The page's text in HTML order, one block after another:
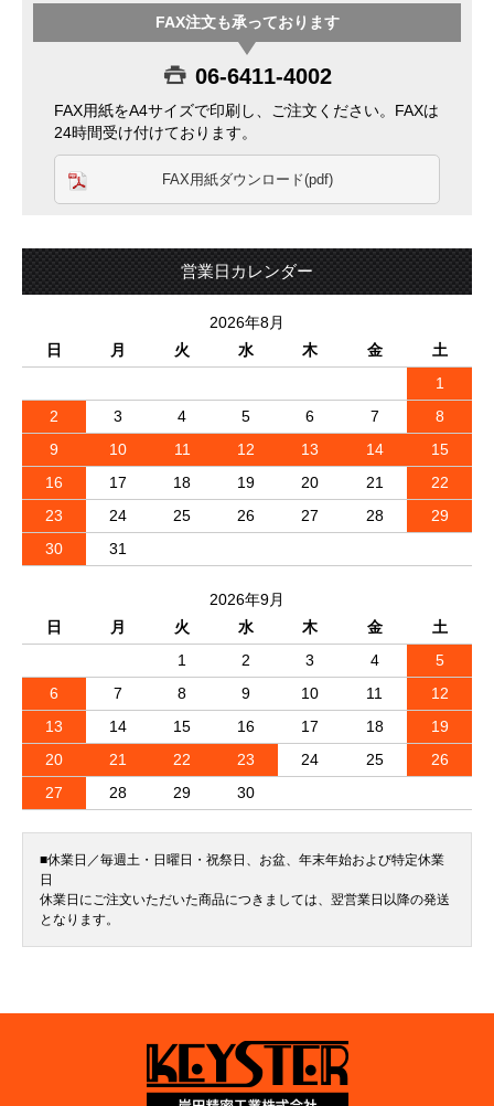
FAX注文も承っております
06-6411-4002
FAX用紙をA4サイズで印刷し、ご注文ください。FAXは
24時間受け付けております。
FAX用紙ダウンロード(pdf)
営業日カレンダー
2026年8月
日
月 火 水 木 金
土
1
2
3 4 5 6 7
8
9
10 11 12 13 14
15
16
17 18 19 20 21
22
23
24 25 26 27 28
29
30
31
2026年9月
日
月 火 水 木 金
土
1
2 3 4
5
6
7 8 9 10 11
12
13
14 15 16 17 18
19
20
21 22 23 24 25
26
27
28 29 30
■休業日／毎週土・日曜日・祝祭日、お盆、年末年始および特定休業
日
休業日にご注文いただいた商品につきましては、翌営業日以降の発送
となります。